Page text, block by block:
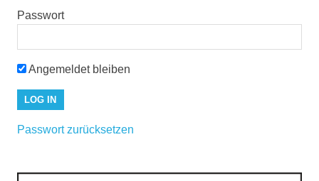
Passwort
Angemeldet bleiben
Passwort zurücksetzen